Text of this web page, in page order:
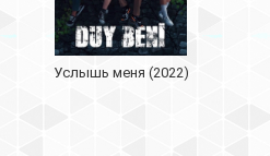
Услышь меня (2022)